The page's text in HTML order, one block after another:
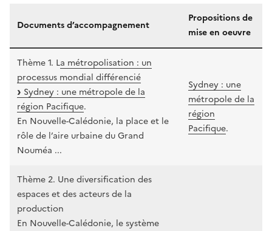
Documents d’accompagnement
Propositions de
mise en oeuvre
Thème 1. La métropolisation : un
processus mondial différencié
Sydney : une métropole de la
région Pacifique.
En Nouvelle-Calédonie, la place et le
rôle de l’aire urbaine du Grand
Nouméa ...
Sydney : une
métropole de la
région
Pacifique.
Thème 2. Une diversification des
espaces et des acteurs de la
production
En Nouvelle-Calédonie, le système